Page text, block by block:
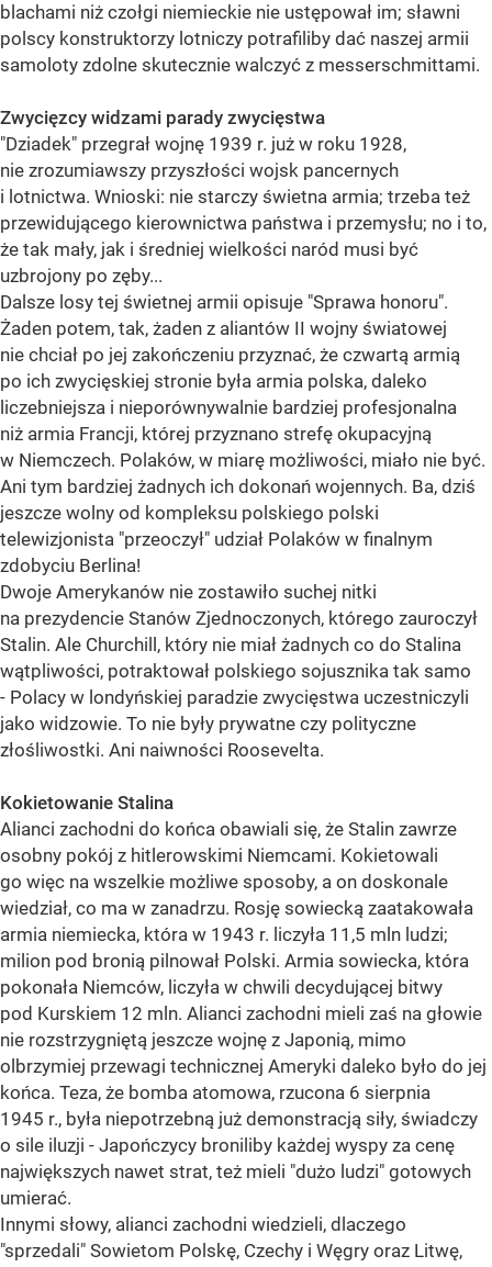
blachami niż czołgi niemieckie nie ustępował im; sławni
polscy konstruktorzy lotniczy potrafiliby dać naszej armii
samoloty zdolne skutecznie walczyć z messerschmittami.
Zwycięzcy widzami parady zwycięstwa
"Dziadek" przegrał wojnę 1939 r. już w roku 1928,
nie zrozumiawszy przyszłości wojsk pancernych
i lotnictwa. Wnioski: nie starczy świetna armia; trzeba też
przewidującego kierownictwa państwa i przemysłu; no i to,
że tak mały, jak i średniej wielkości naród musi być
uzbrojony po zęby...
Dalsze losy tej świetnej armii opisuje "Sprawa honoru".
Żaden potem, tak, żaden z aliantów II wojny światowej
nie chciał po jej zakończeniu przyznać, że czwartą armią
po ich zwycięskiej stronie była armia polska, daleko
liczebniejsza i nieporównywalnie bardziej profesjonalna
niż armia Francji, której przyznano strefę okupacyjną
w Niemczech. Polaków, w miarę możliwości, miało nie być.
Ani tym bardziej żadnych ich dokonań wojennych. Ba, dziś
jeszcze wolny od kompleksu polskiego polski
telewizjonista "przeoczył" udział Polaków w finalnym
zdobyciu Berlina!
Dwoje Amerykanów nie zostawiło suchej nitki
na prezydencie Stanów Zjednoczonych, którego zauroczył
Stalin. Ale Churchill, który nie miał żadnych co do Stalina
wątpliwości, potraktował polskiego sojusznika tak samo
- Polacy w londyńskiej paradzie zwycięstwa uczestniczyli
jako widzowie. To nie były prywatne czy polityczne
złośliwostki. Ani naiwności Roosevelta.
Kokietowanie Stalina
Alianci zachodni do końca obawiali się, że Stalin zawrze
osobny pokój z hitlerowskimi Niemcami. Kokietowali
go więc na wszelkie możliwe sposoby, a on doskonale
wiedział, co ma w zanadrzu. Rosję sowiecką zaatakowała
armia niemiecka, która w 1943 r. liczyła 11,5 mln ludzi;
milion pod bronią pilnował Polski. Armia sowiecka, która
pokonała Niemców, liczyła w chwili decydującej bitwy
pod Kurskiem 12 mln. Alianci zachodni mieli zaś na głowie
nie rozstrzygniętą jeszcze wojnę z Japonią, mimo
olbrzymiej przewagi technicznej Ameryki daleko było do jej
końca. Teza, że bomba atomowa, rzucona 6 sierpnia
1945 r., była niepotrzebną już demonstracją siły, świadczy
o sile iluzji - Japończycy broniliby każdej wyspy za cenę
największych nawet strat, też mieli "dużo ludzi" gotowych
umierać.
Innymi słowy, alianci zachodni wiedzieli, dlaczego
"sprzedali" Sowietom Polskę, Czechy i Węgry oraz Litwę,